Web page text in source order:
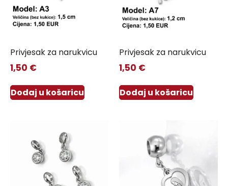
Privjesak za narukvicu
1,50 €
Dodaj u košaricu
Privjesak za narukvicu
1,50 €
Dodaj u košaricu